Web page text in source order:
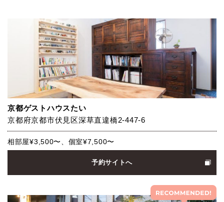
京都ゲストハウスたい
京都府京都市伏見区深草直違橋2-447-6
相部屋¥3,500〜、個室¥7,500〜
予約サイトへ